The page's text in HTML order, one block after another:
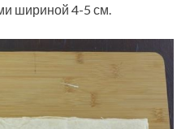
шириной 4-5 см.